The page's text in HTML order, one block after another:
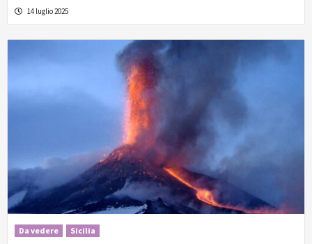
14 luglio 2025
Da vedere Sicilia